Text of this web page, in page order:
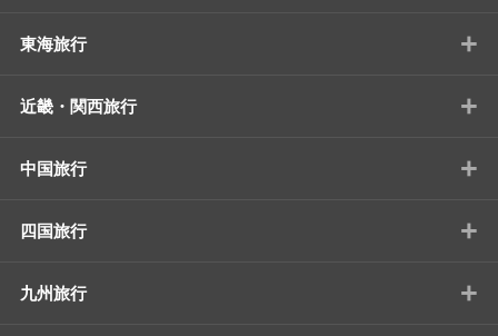
東海旅行 +
近畿・関西旅行 +
中国旅行 +
四国旅行 +
九州旅行 +